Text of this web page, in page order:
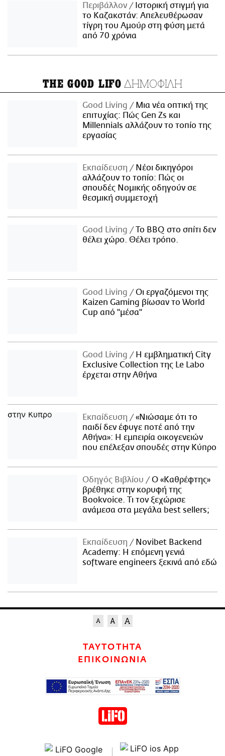
Περιβάλλον
Ιστορική στιγμή για
το Καζακστάν: Απελευθέρωσαν
τίγρη του Αμούρ στη φύση μετά
από 70 χρόνια
THE GOOD LIFO ΔΗΜΟΦΙΛΗ
Good Living
Μια νέα οπτική της
επιτυχίας: Πώς Gen Zs και
Millennials αλλάζουν το τοπίο της
εργασίας
Εκπαίδευση
Νέοι δικηγόροι
αλλάζουν το τοπίο: Πώς οι
σπουδές Νομικής οδηγούν σε
θεσμική συμμετοχή
Good Living
Το BBQ στο σπίτι δεν
θέλει χώρο. Θέλει τρόπο.
Good Living
Οι εργαζόμενοι της
Kaizen Gaming βίωσαν το World
Cup από "μέσα"
Good Living
Η εμβληματική City
Exclusive Collection της Le Labo
έρχεται στην Αθήνα
Εκπαίδευση
«Νιώσαμε ότι το
παιδί δεν έφυγε ποτέ από την
Αθήνα»: Η εμπειρία οικογενειών
που επέλεξαν σπουδές στην Κύπρο
Οδηγός Βιβλίου
Ο «Καθρέφτης»
βρέθηκε στην κορυφή της
Bookvoice. Τι τον ξεχώρισε
ανάμεσα στα μεγάλα best sellers;
Εκπαίδευση
Novibet Backend
Academy: Η επόμενη γενιά
software engineers ξεκινά από εδώ
ΤΑΥΤΟΤΗΤΑ
ΕΠΙΚΟΙΝΩΝΙΑ